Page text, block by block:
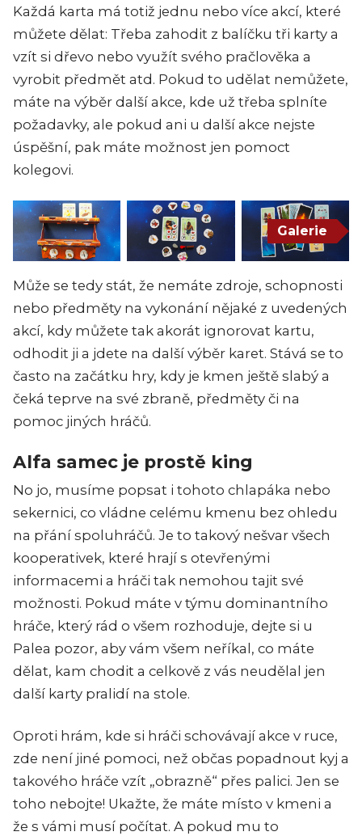
Každá karta má totiž jednu nebo více akcí, které
můžete dělat: Třeba zahodit z balíčku tři karty a
vzít si dřevo nebo využít svého pračlověka a
vyrobit předmět atd. Pokud to udělat nemůžete,
máte na výběr další akce, kde už třeba splníte
požadavky, ale pokud ani u další akce nejste
úspěšní, pak máte možnost jen pomoct
kolegovi.
Galerie
Může se tedy stát, že nemáte zdroje, schopnosti
nebo předměty na vykonání nějaké z uvedených
akcí, kdy můžete tak akorát ignorovat kartu,
odhodit ji a jdete na další výběr karet. Stává se to
často na začátku hry, kdy je kmen ještě slabý a
čeká teprve na své zbraně, předměty či na
pomoc jiných hráčů.
Alfa samec je prostě king
No jo, musíme popsat i tohoto chlapáka nebo
sekernici, co vládne celému kmenu bez ohledu
na přání spoluhráčů. Je to takový nešvar všech
kooperativek, které hrají s otevřenými
informacemi a hráči tak nemohou tajit své
možnosti. Pokud máte v týmu dominantního
hráče, který rád o všem rozhoduje, dejte si u
Palea pozor, aby vám všem neříkal, co máte
dělat, kam chodit a celkově z vás neudělal jen
další karty pralidí na stole.
Oproti hrám, kde si hráči schovávají akce v ruce,
zde není jiné pomoci, než občas popadnout kyj a
takového hráče vzít „obrazně“ přes palici. Jen se
toho nebojte! Ukažte, že máte místo v kmeni a
že s vámi musí počítat. A pokud mu to